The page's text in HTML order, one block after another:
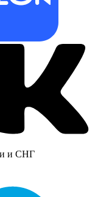
и СНГ